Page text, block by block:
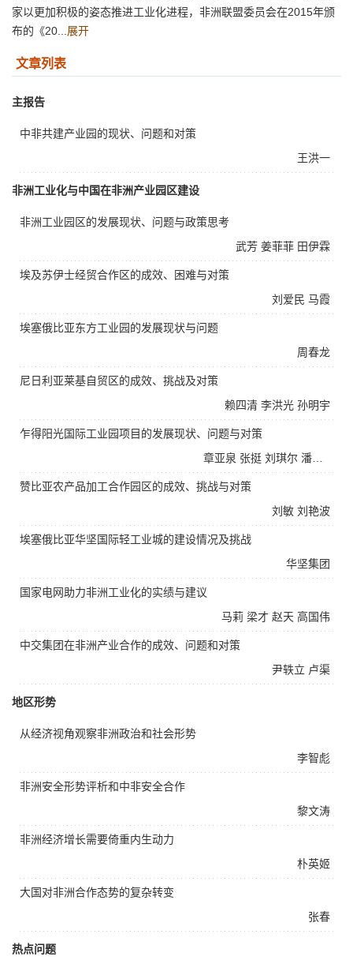
家以更加积极的姿态推进工业化进程，非洲联盟委员会在2015年颁
布的《20... 展开
文章列表
主报告
王洪一
中非共建产业园的现状、问题和对策
非洲工业化与中国在非洲产业园区建设
武芳 姜菲菲 田伊霖
非洲工业园区的发展现状、问题与政策思考
刘爱民 马霞
埃及苏伊士经贸合作区的成效、困难与对策
周春龙
埃塞俄比亚东方工业园的发展现状与问题
赖四清 李洪光 孙明宇
尼日利亚莱基自贸区的成效、挑战及对策
章亚泉 张挺 刘琪尔 潘怡如
乍得阳光国际工业园项目的发展现状、问题与对策
刘敏 刘艳波
赞比亚农产品加工合作园区的成效、挑战与对策
华坚集团
埃塞俄比亚华坚国际轻工业城的建设情况及挑战
马莉 梁才 赵天 高国伟
国家电网助力非洲工业化的实绩与建议
尹轶立 卢渠
中交集团在非洲产业合作的成效、问题和对策
地区形势
李智彪
从经济视角观察非洲政治和社会形势
黎文涛
非洲安全形势评析和中非安全合作
朴英姬
非洲经济增长需要倚重内生动力
张春
大国对非洲合作态势的复杂转变
热点问题